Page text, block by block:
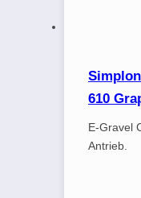
610
E-Gravel
Antrieb.